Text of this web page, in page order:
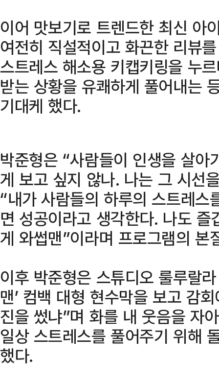
이어 맛보기로 트렌드한 최신 아
여전히 직설적이고 화끈한 리뷰
스트레스 해소용 키캡키링을 누
받는 상황을 유쾌하게 풀어내는
기대케 했다.
박준형은 “사람들이 인생을 살
게 보고 싶지 않나. 나는 그 시선
“내가 사람들의 하루의 스트레
면 성공이라고 생각한다. 나도
게 와썹맨”이라며 프로그램의 본
이후 박준형은 스튜디오 룰루랄
맨’ 컴백 대형 현수막을 보고 감
진을 썼냐”며 화를 내 웃음을 자
일상 스트레스를 풀어주기 위해
했다.